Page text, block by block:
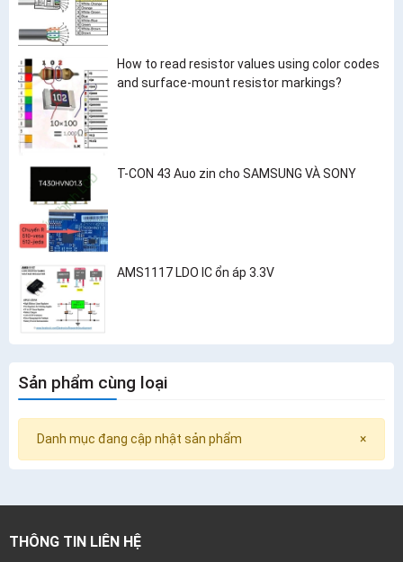
How to read resistor values using color codes
and surface-mount resistor markings?
T-CON 43 Auo zin cho SAMSUNG VÀ SONY
AMS1117 LDO IC ổn áp 3.3V
Sản phẩm cùng loại
×
Danh mục đang cập nhật sản phẩm
THÔNG TIN LIÊN HỆ